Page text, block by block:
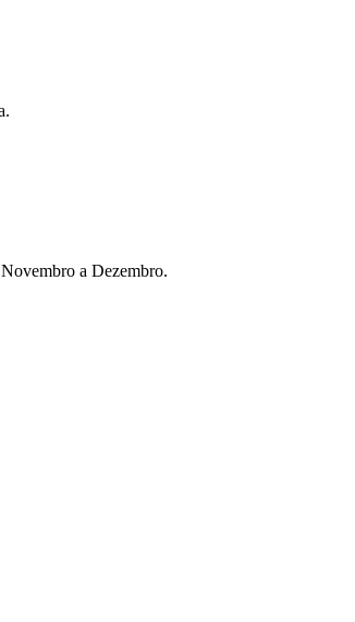
a Dezembro.